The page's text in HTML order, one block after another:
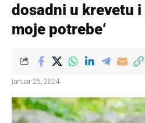
dosadni u krevetu
moje potrebe‘
januar 25, 2024